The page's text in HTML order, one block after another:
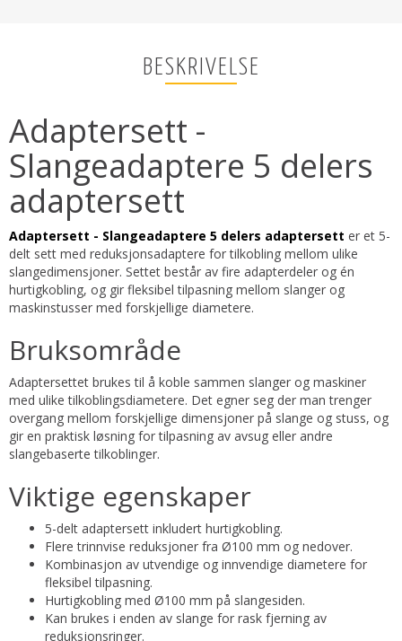
BESKRIVELSE
Adaptersett -
Slangeadaptere 5 delers
adaptersett
Adaptersett - Slangeadaptere 5 delers adaptersett er et 5-
delt sett med reduksjonsadaptere for tilkobling mellom ulike
slangedimensjoner. Settet består av fire adapterdeler og én
hurtigkobling, og gir fleksibel tilpasning mellom slanger og
maskinstusser med forskjellige diametere.
Bruksområde
Adaptersettet brukes til å koble sammen slanger og maskiner
med ulike tilkoblingsdiametere. Det egner seg der man trenger
overgang mellom forskjellige dimensjoner på slange og stuss, og
gir en praktisk løsning for tilpasning av avsug eller andre
slangebaserte tilkoblinger.
Viktige egenskaper
5-delt adaptersett inkludert hurtigkobling.
Flere trinnvise reduksjoner fra Ø100 mm og nedover.
Kombinasjon av utvendige og innvendige diametere for
fleksibel tilpasning.
Hurtigkobling med Ø100 mm på slangesiden.
Kan brukes i enden av slange for rask fjerning av
reduksjonsringer.